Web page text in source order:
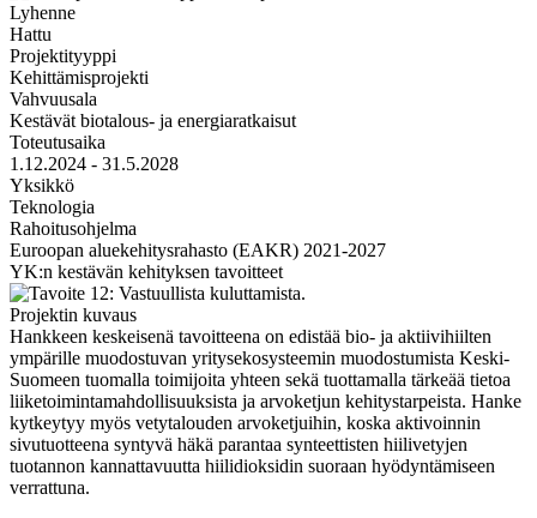
Lyhenne
Hattu
Projektityyppi
Kehittämisprojekti
Vahvuusala
Kestävät biotalous- ja energiaratkaisut
Toteutusaika
1.12.2024 - 31.5.2028
Yksikkö
Teknologia
Rahoitusohjelma
Euroopan aluekehitysrahasto (EAKR) 2021-2027
YK:n kestävän kehityksen tavoitteet
Projektin kuvaus
Hankkeen keskeisenä tavoitteena on edistää bio- ja aktiivihiilten
ympärille muodostuvan yritysekosysteemin muodostumista Keski-
Suomeen tuomalla toimijoita yhteen sekä tuottamalla tärkeää tietoa
liiketoimintamahdollisuuksista ja arvoketjun kehitystarpeista. Hanke
kytkeytyy myös vetytalouden arvoketjuihin, koska aktivoinnin
sivutuotteena syntyvä häkä parantaa synteettisten hiilivetyjen
tuotannon kannattavuutta hiilidioksidin suoraan hyödyntämiseen
verrattuna.